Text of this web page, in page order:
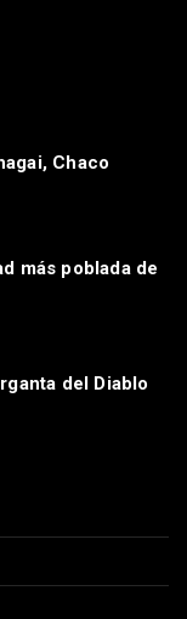
Chaco
más poblada de
del Diablo